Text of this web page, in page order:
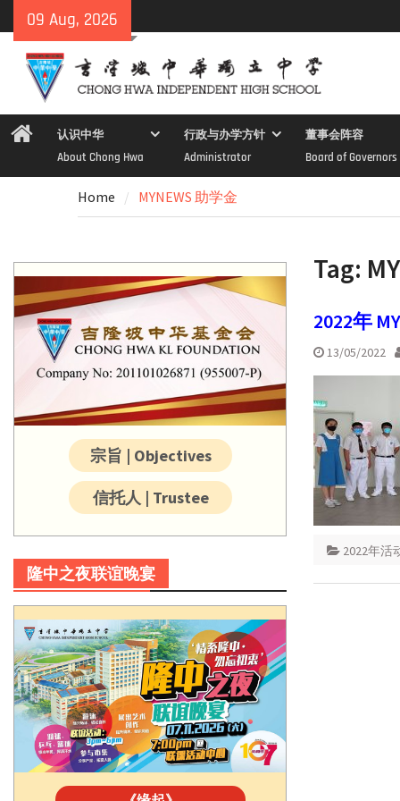
to
content
09 Aug, 2026
Home认识中华
About Chong Hwa
行政与办学方针
Administrator
董事会阵容
Board of Governors
Home MYNEWS 助学金
Tag:
2022年
13/05/2022
2022年活
宗旨 | Objectives
信托人 | Trustee
隆中之夜联谊晚宴